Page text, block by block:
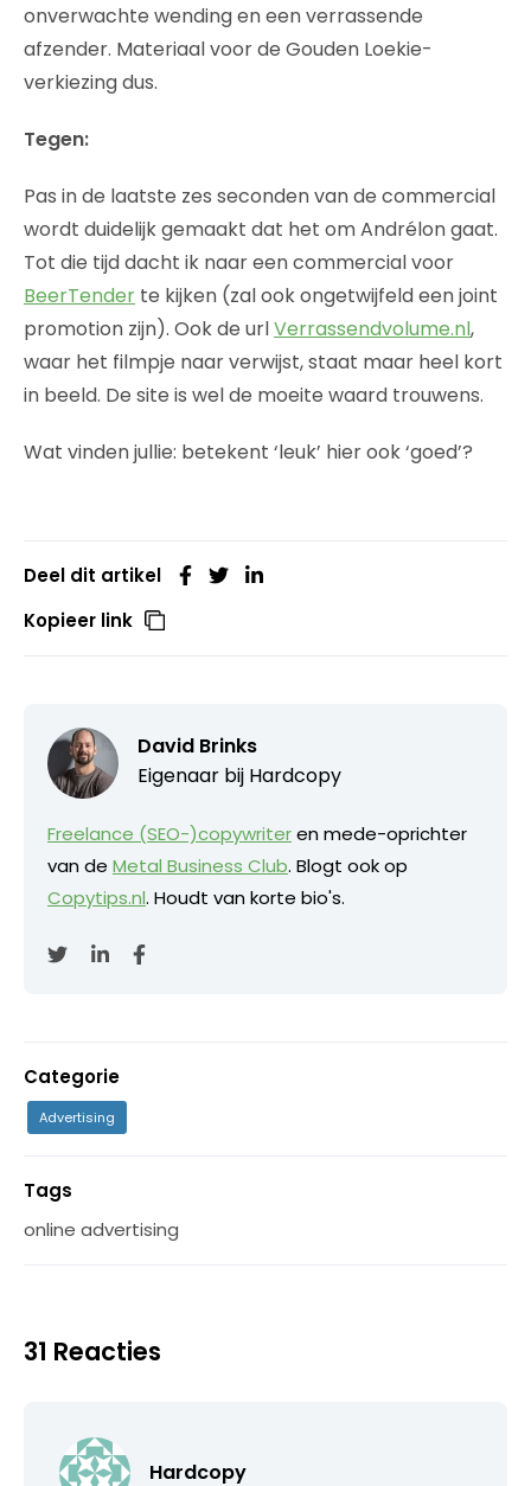
onverwachte wending en een verrassende
afzender. Materiaal voor de Gouden Loekie-
verkiezing dus.
Tegen:
Pas in de laatste zes seconden van de commercial
wordt duidelijk gemaakt dat het om Andrélon gaat.
Tot die tijd dacht ik naar een commercial voor
BeerTender te kijken (zal ook ongetwijfeld een joint
promotion zijn). Ook de urlVerrassendvolume.nl,
waar het filmpje naar verwijst, staat maar heel kort
in beeld. De site is wel de moeite waard trouwens.
Wat vinden jullie: betekent ‘leuk’ hier ook ‘goed’?
Deel dit artikel
Kopieer link
David Brinks
Eigenaar bij Hardcopy
Freelance (SEO-)copywriteren mede-oprichter
van de Metal Business Club. Blogt ook op
Copytips.nl. Houdt van korte bio's.
Categorie
Advertising
Tags
online advertising
31 Reacties
Hardcopy